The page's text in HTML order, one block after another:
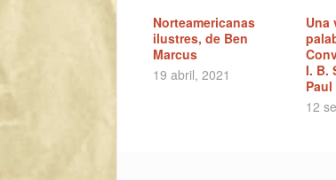
Norteamericanas
ilustres, de Ben
Marcus
19 abril, 2021
Una
I. B.
12